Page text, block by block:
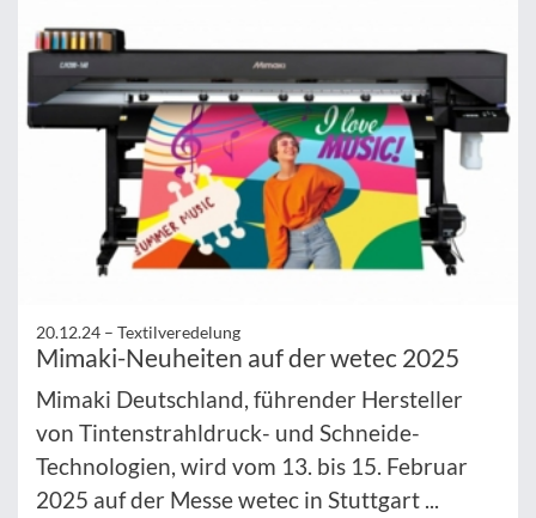
20.12.24 – Textilveredelung
Mimaki-Neuheiten auf der wetec 2025
Mimaki Deutschland, führender Hersteller
von Tintenstrahldruck- und Schneide-
Technologien, wird vom 13. bis 15. Februar
2025 auf der Messe wetec in Stuttgart ...